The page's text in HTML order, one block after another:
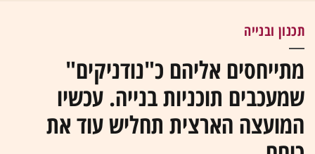
תכנון ובנייה
מתייחסים אליהם כ"נודניקים"
שמעכבים תוכניות בנייה. עכשיו
המועצה הארצית תחליש עוד את